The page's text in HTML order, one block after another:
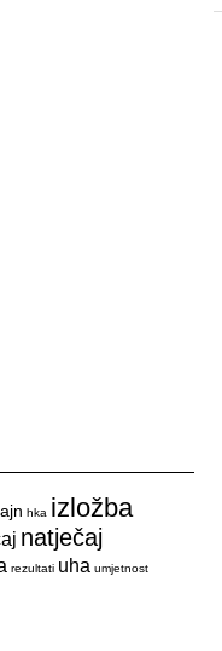
hka izložba
natječaj
rezultati uha umjetnost